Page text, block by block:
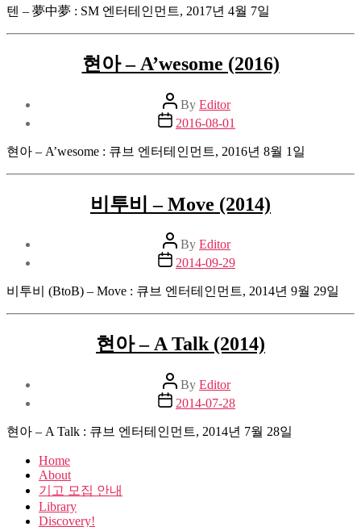
텐 – 夢中夢 : SM 엔터테인먼트, 2017년 4월 7일
현아 – A’wesome (2016)
Post
author
By Editor
Post
date
2016-08-01
현아 – A’wesome : 큐브 엔터테인먼트, 2016년 8월 1일
비투비 – Move (2014)
Post
author
By Editor
Post
date
2014-09-29
비투비 (BtoB) – Move : 큐브 엔터테인먼트, 2014년 9월 29일
현아 – A Talk (2014)
Post
author
By Editor
Post
date
2014-07-28
현아 – A Talk : 큐브 엔터테인먼트, 2014년 7월 28일
Home
About
기고 모집 안내
Library
Discovery!